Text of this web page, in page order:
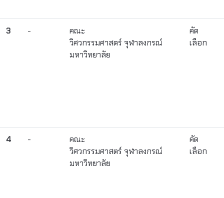
3 -
คณะ
วิศวกรรมศาสตร์ จุฬาลงกรณ์
มหาวิทยาลัย
คัด
เลือก
4 -
คณะ
วิศวกรรมศาสตร์ จุฬาลงกรณ์
มหาวิทยาลัย
คัด
เลือก